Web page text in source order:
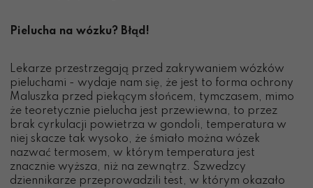
Pielucha na wózku? Błąd!
Lekarze przestrzegają przed zakrywaniem wózków
pieluchami - wydaje nam się, że jest to forma ochrony
Maluszka przed piekącym słońcem, tymczasem, mimo
że teoretycznie pielucha jest przewiewna, to przez
brak cyrkulacji powietrza w gondoli, temperatura w
niej skacze tak wysoko, że śmiało można wózek
nazwać termosem, w którym temperatura jest
znacznie wyższa, niż na zewnątrz. Szwedzcy
dziennikarze przeprowadzili test, w którym okazało